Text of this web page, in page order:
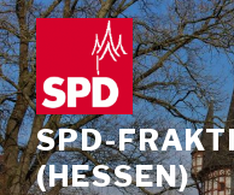
Zum
Inhalt
springen
SPD-
(HESSEN)